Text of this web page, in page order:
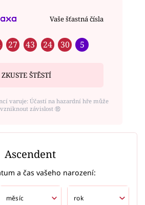
Vaše šťastná čísla
27 43 24 30 5
ZKUSTE ŠTĚSTÍ
varuje: Účastí na hazardní hře může
vzniknout závislost ⑱
Ascendent
a čas vašeho narození: